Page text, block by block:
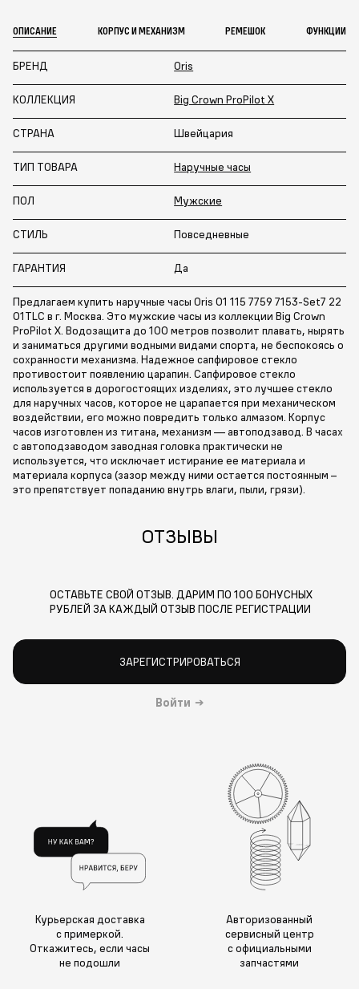
ОПИСАНИЕ КОРПУС И МЕХАНИЗМ РЕМЕШОК ФУНКЦИИ
БРЕНД Oris
КОЛЛЕКЦИЯ Big Crown ProPilot X
СТРАНА Швейцария
ТИП ТОВАРА Наручные часы
ПОЛ Мужские
СТИЛЬ Повседневные
ГАРАНТИЯ Да
Предлагаем купить наручные часы Oris 01 115 7759 7153-Set7 22
01TLC в г. Москва. Это мужские часы из коллекции Big Crown
ProPilot X. Водозащита до 100 метров позволит плавать, нырять
и заниматься другими водными видами спорта, не беспокоясь о
сохранности механизма. Надежное сапфировое стекло
противостоит появлению царапин. Сапфировое стекло
используется в дорогостоящих изделиях, это лучшее стекло
для наручных часов, которое не царапается при механическом
воздействии, его можно повредить только алмазом. Корпус
часов изготовлен из титана, механизм — автоподзавод. В часах
с автоподзаводом заводная головка практически не
используется, что исключает истирание ее материала и
материала корпуса (зазор между ними остается постоянным –
это препятствует попаданию внутрь влаги, пыли, грязи).
ОТЗЫВЫ
ОСТАВЬТЕ СВОЙ ОТЗЫВ. ДАРИМ ПО 100 БОНУСНЫХ
РУБЛЕЙ ЗА КАЖДЫЙ ОТЗЫВ ПОСЛЕ РЕГИСТРАЦИИ
ЗАРЕГИСТРИРОВАТЬСЯ
Войти →
Курьерская доставка
с примеркой.
Откажитесь, если часы
не подошли
Авторизованный
сервисный центр
с официальными
запчастями